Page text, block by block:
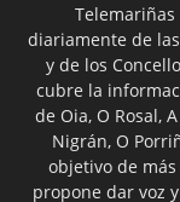
diariamente de
y de los
cubre la
de Oia, O Rosal,
Nigrán, O
objetivo de
propone dar voz